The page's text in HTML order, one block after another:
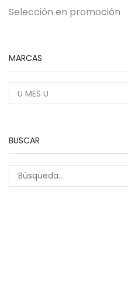
Selección en promoción
MARCAS
BUSCAR